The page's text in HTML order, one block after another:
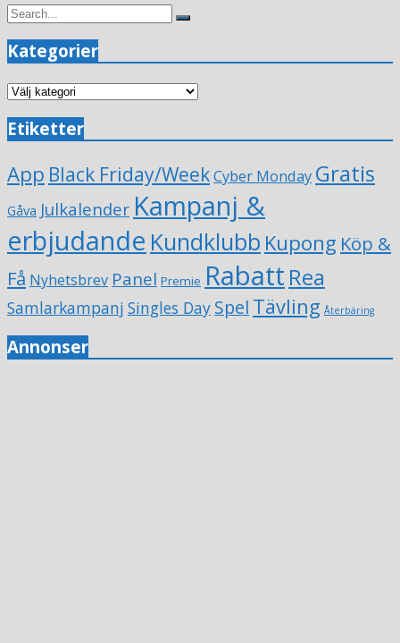
Search
Search
Kategorier
Kategorier
Etiketter
App Black Friday/WeekCyber Monday Gratis
Gåva Julkalender Kampanj &
erbjudande Kundklubb Kupong Köp &
Få Nyhetsbrev Panel Premie Rabatt Rea
Samlarkampanj Singles Day Spel Tävling Återbäring
Annonser